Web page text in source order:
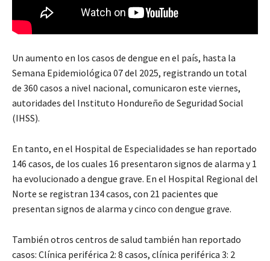
Un aumento en los casos de dengue en el país, hasta la
Semana Epidemiológica 07 del 2025, registrando un total
de 360 casos a nivel nacional, comunicaron este viernes,
autoridades del Instituto Hondureño de Seguridad Social
(IHSS).
En tanto, en el Hospital de Especialidades se han reportado
146 casos, de los cuales 16 presentaron signos de alarma y 1
ha evolucionado a dengue grave. En el Hospital Regional del
Norte se registran 134 casos, con 21 pacientes que
presentan signos de alarma y cinco con dengue grave.
También otros centros de salud también han reportado
casos: Clínica periférica 2: 8 casos, clínica periférica 3: 2